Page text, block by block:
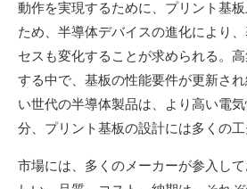
動作を実現するために、プリント基
ため、半導体デバイスの進化により
セスも変化することが求められる。
する中で、基板の性能要件が更新さ
い世代の半導体製品は、より高い電
分、プリント基板の設計には多くの工
市場には、多くのメーカーが参入し